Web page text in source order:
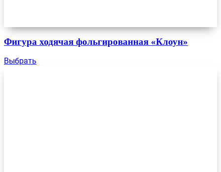
Фигура ходячая фольгированная «Клоун»
Выбрать